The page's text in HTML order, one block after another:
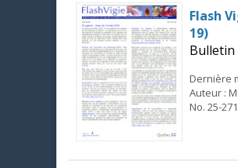
Flash
19)
Bulletin
Dernière
Auteur :
No. 25-